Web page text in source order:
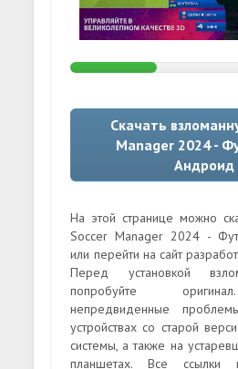
Скачать
Manager 2024 -
Андроид
На этой странице можно
Soccer Manager 2024 -
или перейти на сайт
Перед установкой
попробуйте
непредвиденные
устройствах со старой
системы, а также на
планшетах. Все ссылки